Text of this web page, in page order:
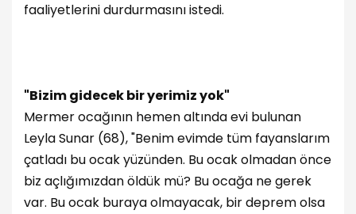
faaliyetlerini durdurmasını istedi.
"Bizim gidecek bir yerimiz yok"
Mermer ocağının hemen altında evi bulunan
Leyla Sunar (68), "Benim evimde tüm fayanslarım
çatladı bu ocak yüzünden. Bu ocak olmadan önce
biz açlığımızdan öldük mü? Bu ocağa ne gerek
var. Bu ocak buraya olmayacak, bir deprem olsa